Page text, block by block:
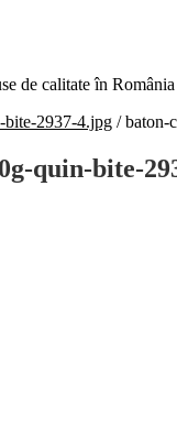
de calitate în România
bite-2937-4.jpg /baton-
quin-bite-